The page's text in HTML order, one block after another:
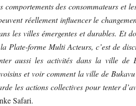
comportements des consommateurs et
réellement influencer le
les villes émergentes et durables. Et
Plate-forme Multi Acteurs, c’est de
aussi les activités dans la ville de
et voir comment la ville de
les actions collectives pour tenter
Safari.